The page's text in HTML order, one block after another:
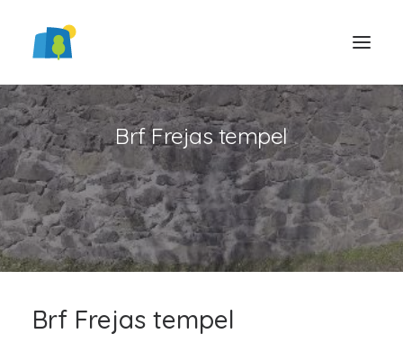
LOGGA IN
Brf Frejas tempel
Brf Frejas tempel